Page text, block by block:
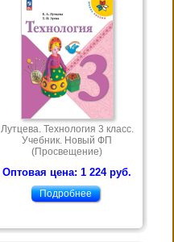
Лутцева. Технология 3 класс.
Учебник. Новый ФП
(Просвещение)
Оптовая цена: 1 224 руб.
Подробнее